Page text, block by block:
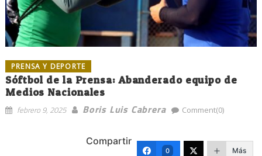
PRENSA Y DEPORTE
Sóftbol de la Prensa: Abanderado equipo de
Medios Nacionales
febrero 9, 2025 Boris Luis Cabrera Comment(0)
Compartir
0 Más